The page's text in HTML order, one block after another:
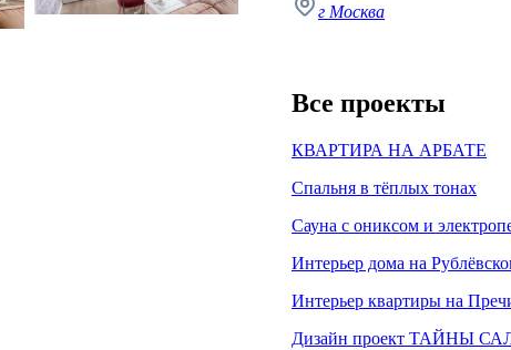
г Москва
Все проекты
КВАРТИРА НА АРБАТЕ
Спальня в тёплых тонах
Сауна с ониксом и
Интерьер дома на
Интерьер квартиры на
Дизайн проект ТАЙНЫ